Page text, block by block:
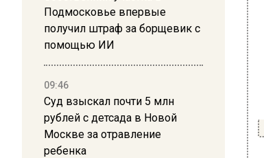
Подмосковье впервые
получил штраф за борщевик с
помощью ИИ
09:46
Суд взыскал почти 5 млн
рублей с детсада в Новой
Москве за отравление
ребенка